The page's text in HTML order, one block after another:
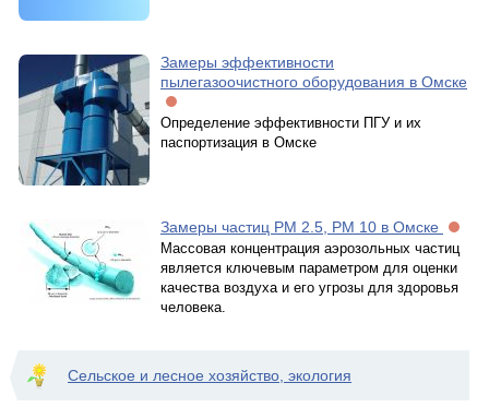
Замеры эффективности
пылегазоочистного оборудования в Омске
Определение эффективности ПГУ и их
паспортизация в Омске
Замеры частиц РМ 2.5, РМ 10 в Омске
Массовая концентрация аэрозольных частиц
является ключевым параметром для оценки
качества воздуха и его угрозы для здоровья
человека.
Сельское и лесное хозяйство, экология